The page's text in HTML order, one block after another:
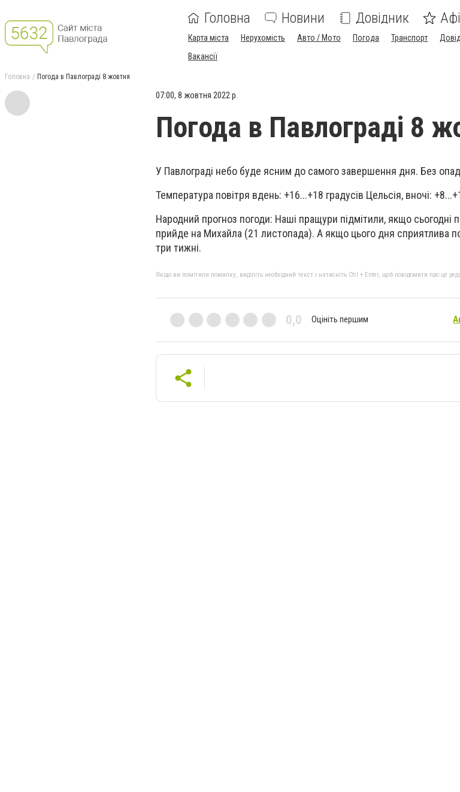
Головна Новини Довідник
Карта міста Нерухомість Авто / Мото Погода Транспорт
Вакансії
Головна Погода в Павлограді 8 жовтня
07:00, 8 жовтня 2022 р.
Погода в Павлограді 8
У Павлограді небо буде ясним до самого завершення дня. Без
Температура повітря вдень: +16...+18 градусів Цельсія, вночі:
Народний прогноз погоди: Наші пращури підмітили, якщо сьогодні
прийде на Михайла (21 листопада). А якщо цього дня сприятлива
три тижні.
Якщо ви помітили помилку, виділіть необхідний текст і натисніть Ctrl + Enter, щоб повідомити про це
0,0 Оцініть першим